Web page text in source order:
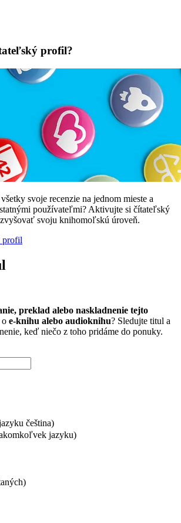
profil?
svoje recenzie na jednom mieste a
používateľmi? Aktivujte si čítateľský
svoju knihomoľskú úroveň.
profil
preklad alebo naskladnenie tejto
o e-knihu alebo audioknihu? Sledujte titul a
keď niečo z toho pridáme do ponuky.
čeština)
jazyku)